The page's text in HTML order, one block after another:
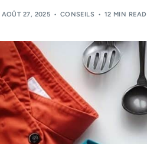
AOÛT 27, 2025 CONSEILS 12 MIN READ